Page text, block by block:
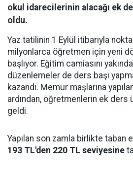
okul idarecilerinin alacağı ek
oldu.
Yaz tatilinin 1 Eylül itibarıyla
milyonlarca öğretmen için yeni
başlıyor. Eğitim camiasını
düzenlemeler de ders başı
kazandı. Memur maşlarına
ardından, öğretmenlerin ek
geldi.
Yapılan son zamla birlikte taban
193 TL'den 220 TL seviyesine